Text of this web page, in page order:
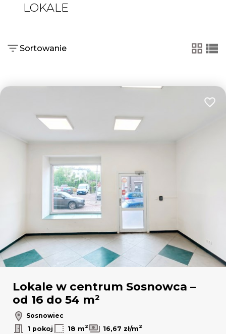
LOKALE
Sortowanie
tabela
Lokale w centrum Sosnowca –
od 16 do 54 m²
Sosnowiec
1 pokoj
18 m2 16,67 zł/m2